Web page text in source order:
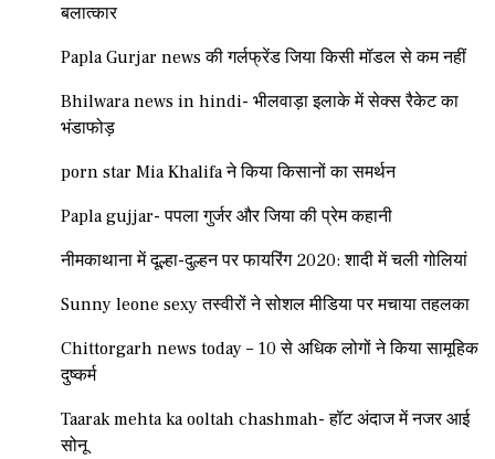
बलात्कार
Papla Gurjar news की गर्लफ्रेंड जिया किसी मॉडल से कम नहीं
Bhilwara news in hindi- भीलवाड़ा इलाके में सेक्स रैकेट का
भंडाफोड़
porn star Mia Khalifa ने किया किसानों का समर्थन
Papla gujjar- पपला गुर्जर और जिया की प्रेम कहानी
नीमकाथाना में दूल्हा-दुल्हन पर फायरिंग 2020: शादी में चली गोलियां
Sunny leone sexy तस्वीरों ने सोशल मीडिया पर मचाया तहलका
Chittorgarh news today – 10 से अधिक लोगों ने किया सामूहिक
दुष्कर्म
Taarak mehta ka ooltah chashmah- हॉट अंदाज में नजर आई
सोनू